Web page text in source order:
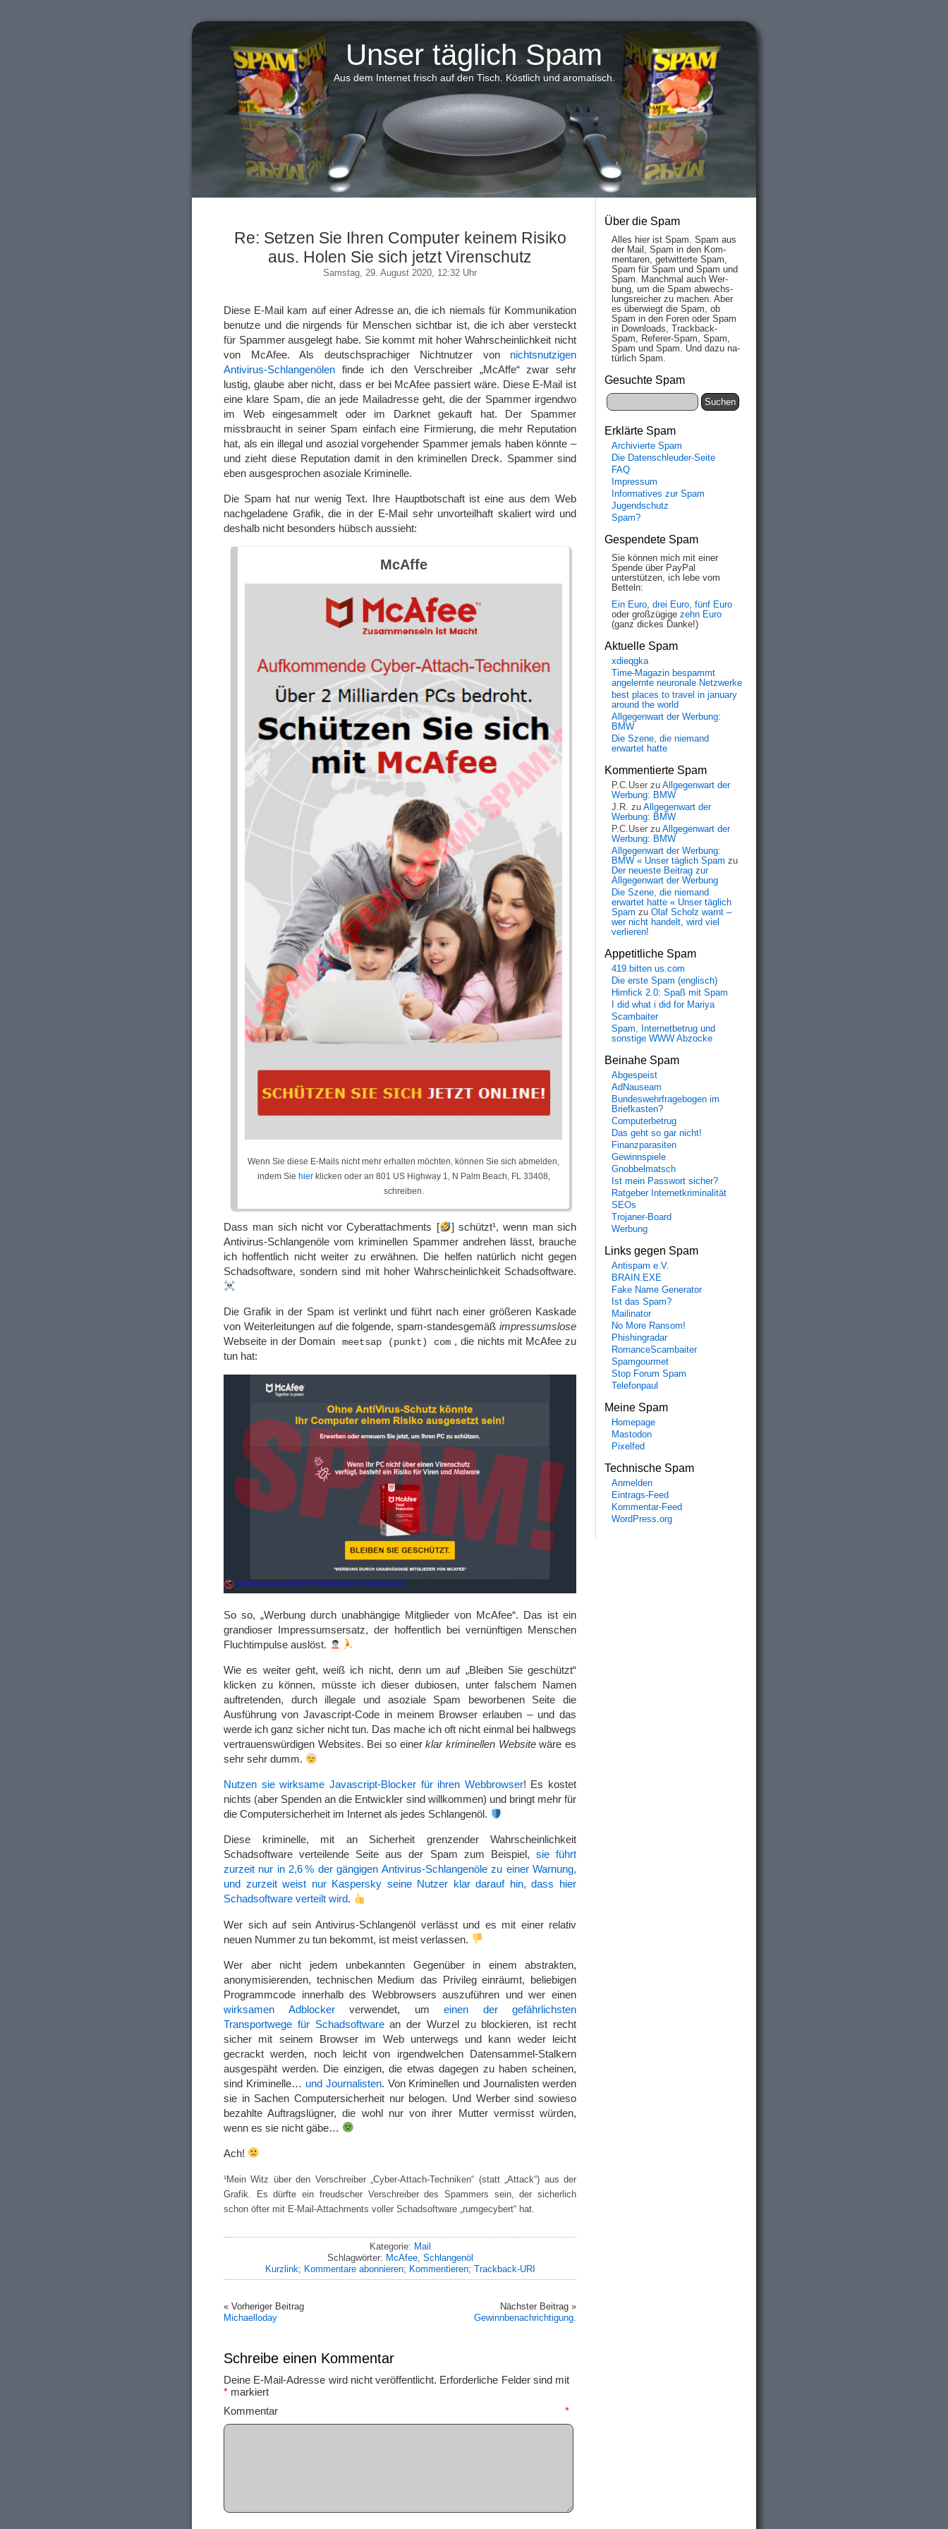
Unser täglich Spam
Aus dem Internet frisch auf den Tisch. Köstlich und aromatisch.
Re: Setzen Sie Ihren Computer keinem Risiko
aus. Holen Sie sich jetzt Virenschutz
Samstag, 29. August 2020, 12:32 Uhr
Diese E-Mail kam auf einer Adresse an, die ich niemals für Kommunikation
benutze und die nirgends für Menschen sichtbar ist, die ich aber versteckt
für Spammer ausgelegt habe. Sie kommt mit hoher Wahrscheinlichkeit nicht
von McAfee. Als deutschsprachiger Nichtnutzer von nichtsnutzigen
Antivirus-Schlangenölen finde ich den Verschreiber „McAffe“ zwar sehr
lustig, glaube aber nicht, dass er bei McAfee passiert wäre. Diese E-Mail ist
eine klare Spam, die an jede Mailadresse geht, die der Spammer irgendwo
im Web eingesammelt oder im Darknet gekauft hat. Der Spammer
missbraucht in seiner Spam einfach eine Firmierung, die mehr Reputation
hat, als ein illegal und asozial vorgehender Spammer jemals haben könnte –
und zieht diese Reputation damit in den kriminellen Dreck. Spammer sind
eben ausgesprochen asoziale Kriminelle.
Die Spam hat nur wenig Text. Ihre Hauptbotschaft ist eine aus dem Web
nachgeladene Grafik, die in der E-Mail sehr unvorteilhaft skaliert wird und
deshalb nicht besonders hübsch aussieht:
McAffe
Wenn Sie diese E-Mails nicht mehr erhalten möchten, können Sie sich abmelden,
indem Sie hierklicken oder an 801 US Highway 1, N Palm Beach, FL 33408,
schreiben.
Dass man sich nicht vor Cyberattachments [
] schützt¹, wenn man sich
Antivirus-Schlangenöle vom kriminellen Spammer andrehen lässt, brauche
ich hoffentlich nicht weiter zu erwähnen. Die helfen natürlich nicht gegen
Schadsoftware, sondern sind mit hoher Wahrscheinlichkeit Schadsoftware.
Die Grafik in der Spam ist verlinkt und führt nach einer größeren Kaskade
von Weiterleitungen auf die folgende, spam-standesgemäß impressumslose
Webseite in der Domain
meetsap (punkt) com , die nichts mit McAfee zu
tun hat:
So so, „Werbung durch unabhängige Mitglieder von McAfee“. Das ist ein
grandioser Impressumsersatz, der hoffentlich bei vernünftigen Menschen
Fluchtimpulse auslöst.
Wie es weiter geht, weiß ich nicht, denn um auf „Bleiben Sie geschützt“
klicken zu können, müsste ich dieser dubiosen, unter falschem Namen
auftretenden, durch illegale und asoziale Spam beworbenen Seite die
Ausführung von Javascript-Code in meinem Browser erlauben – und das
werde ich ganz sicher nicht tun. Das mache ich oft nicht einmal bei halbwegs
vertrauenswürdigen Websites. Bei so einerklar kriminellen Websitewäre es
sehr sehr dumm.
Nutzen sie wirksame Javascript-Blocker für ihren Webbrowser! Es kostet
nichts (aber Spenden an die Entwickler sind willkommen) und bringt mehr für
die Computersicherheit im Internet als jedes Schlangenöl.
Diese kriminelle, mit an Sicherheit grenzender Wahrscheinlichkeit
Schadsoftware verteilende Seite aus der Spam zum Beispiel, sie führt
zurzeit nur in 2,6 % der gängigen Antivirus-Schlangenöle zu einer Warnung,
und zurzeit weist nur Kaspersky seine Nutzer klar darauf hin, dass hier
Schadsoftware verteilt wird.
Wer sich auf sein Antivirus-Schlangenöl verlässt und es mit einer relativ
neuen Nummer zu tun bekommt, ist meist verlassen.
Wer aber nicht jedem unbekannten Gegenüber in einem abstrakten,
anonymisierenden, technischen Medium das Privileg einräumt, beliebigen
Programmcode innerhalb des Webbrowsers auszuführen und wer einen
wirksamen Adblockerverwendet, um einen der gefährlichsten
Transportwege für Schadsoftwarean der Wurzel zu blockieren, ist recht
sicher mit seinem Browser im Web unterwegs und kann weder leicht
gecrackt werden, noch leicht von irgendwelchen Datensammel-Stalkern
ausgespäht werden. Die einzigen, die etwas dagegen zu haben scheinen,
sind Kriminelle… und Journalisten. Von Kriminellen und Journalisten werden
sie in Sachen Computersicherheit nur belogen. Und Werber sind sowieso
bezahlte Auftragslügner, die wohl nur von ihrer Mutter vermisst würden,
wenn es sie nicht gäbe…
Ach!
¹Mein Witz über den Verschreiber „Cyber-Attach-Techniken“ (statt „Attack“) aus der
Grafik. Es dürfte ein freudscher Verschreiber des Spammers sein, der sicherlich
schon öfter mit E-Mail-Attachments voller Schadsoftware „rumgecybert“ hat.
Kategorie: Mail
Schlagwörter: McAfee, Schlangenöl
Kurzlink; Kommentare abonnieren; Kommentieren; Trackback-URI
« Vorheriger Beitrag
Michaelloday
Nächster Beitrag »
Gewinnbenachrichtigung.
Schreibe einen Kommentar
Deine E-Mail-Adresse wird nicht veröffentlicht. Erforderliche Felder sind mit
* markiert
Kommentar *
Über die Spam
Alles hier ist Spam. Spam aus
der Mail, Spam in den Kom­
men­taren, ge­twit­ter­te Spam,
Spam für Spam und Spam und
Spam. Manch­mal auch Wer­
bung, um die Spam ab­wechs­
lungs­reich­er zu mach­en. Aber
es über­wiegt die Spam, ob
Spam in den Fo­ren oder Spam
in Down­loads, Track­back-
Spam, Re­fe­rer-Spam, Spam,
Spam und Spam. Und da­zu na­
tür­lich Spam.
Gesuchte Spam
Erklärte Spam
Archivierte Spam
Die Datenschleuder-Seite
FAQ
Impressum
Informatives zur Spam
Jugendschutz
Spam?
Gespendete Spam
Sie können mich mit einer
Spende über PayPal
unterstützen, ich lebe vom
Betteln:
Ein Euro, drei Euro, fünf Euro
oder großzügige zehn Euro
(ganz dickes Danke!)
Aktuelle Spam
xdieqgka
Time-Magazin bespammt
angelernte neuronale Netzwerke
best places to travel in january
around the world
Allgegenwart der Werbung:
BMW
Die Szene, die niemand
erwartet hatte
Kommentierte Spam
P.C.User zu Allgegenwart der
Werbung: BMW
J.R. zu Allgegenwart der
Werbung: BMW
P.C.User zu Allgegenwart der
Werbung: BMW
Allgegenwart der Werbung:
BMW « Unser täglich Spam zu
Der neueste Beitrag zur
Allgegenwart der Werbung
Die Szene, die niemand
erwartet hatte « Unser täglich
Spam zu Olaf Scholz warnt –
wer nicht handelt, wird viel
verlieren!
Appetitliche Spam
419.bitten us.com
Die erste Spam (englisch)
Hirnfick 2.0: Spaß mit Spam
I did what i did for Mariya
Scambaiter
Spam, Internetbetrug und
sonstige WWW Abzocke
Beinahe Spam
Abgespeist
AdNauseam
Bundeswehrfragebogen im
Briefkasten?
Computerbetrug
Das geht so gar nicht!
Finanzparasiten
Gewinnspiele
Gnobbelmatsch
Ist mein Passwort sicher?
Ratgeber Internetkriminalität
SEOs
Trojaner-Board
Werbung
Links gegen Spam
Antispam e.V.
BRAIN.EXE
Fake Name Generator
Ist das Spam?
Mailinator
No More Ransom!
Phishingradar
RomanceScambaiter
Spamgourmet
Stop Forum Spam
Telefonpaul
Meine Spam
Homepage
Mastodon
Pixelfed
Technische Spam
Anmelden
Eintrags-Feed
Kommentar-Feed
WordPress.org